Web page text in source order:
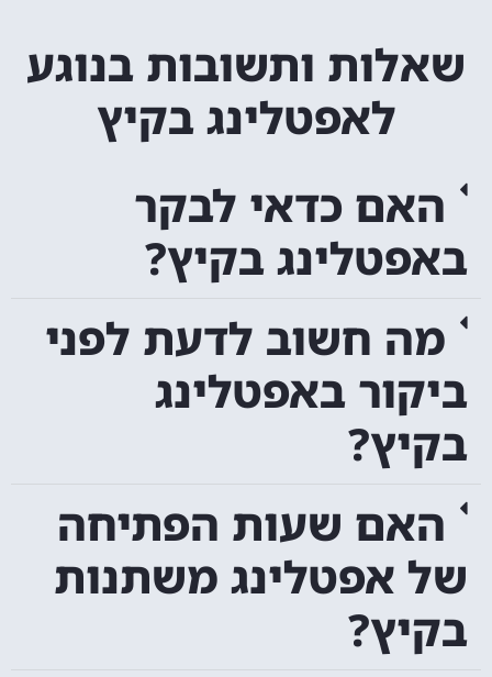
שאלות ותשובות בנוגע
לאפטלינג בקיץ
האם כדאי לבקר
באפטלינג בקיץ?
מה חשוב לדעת לפני
ביקור באפטלינג
בקיץ?
האם שעות הפתיחה
של אפטלינג משתנות
בקיץ?